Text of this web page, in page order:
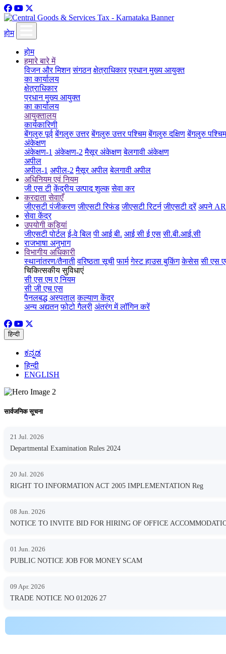
होम
होम
हमारे बारे में
विजन और मिशन संगठन क्षेत्राधिकार प्रधान मुख्य आयुक्त
का कार्यालय
क्षेत्राधिकार
प्रधान मुख्य आयुक्त
का कार्यालय
आयुक्तालय
कार्यकारिणी
बेंगलुरु पूर्व बेंगलुरु उत्तर बेंगलुरु उत्तर पश्चिम बेंगलुरु दक्षिण बेंगलुरु पश्चिम
अंकेक्षण
अंकेक्षण-1 अंकेक्षण-2 मैसूर अंकेक्षण बेलगावी अंकेक्षण
अपील
अपील-1 अपील-2 मैसूर अपील बेलगावी अपील
अधिनियम एवं नियम
जी एस टी केंद्रीय उत्पाद शुल्क सेवा कर
करदाता सेवाएँ
जीएसटी पंजीकरण जीएसटी रिफंड जीएसटी रिटर्न जीएसटी दरें अपने
सेवा केंद्र
उपयोगी कड़ियां
जीएसटी पोर्टल ई-वे बिल पी आई बी. आई सी ई एस सी.बी.आई.सी
राजभाषा अनुभाग
विभागीय अधिकारी
स्थानांतरण/तैनाती वरिष्ठता सूची फार्म गेस्ट हाउस बुकिंग केसेस सी एस
चिकित्सकीय सुविधाएं
सी एस एम ए नियम
सी जी एच एस
पैनलबद्ध अस्पताल कल्याण केंद्र
अन्य अद्यतन फोटो गैलरी अंतरंग में लॉगिन करें
हिन्दी
ಕನ್ನಡ
हिन्दी
ENGLISH
सार्वजनिक सूचना
21 Jul. 2026
Departmental Examination Rules 2024
20 Jul. 2026
RIGHT TO INFORMATION ACT 2005 IMPLEMENTATION Reg
08 Jun. 2026
NOTICE TO INVITE BID FOR HIRING OF OFFICE
01 Jun. 2026
PUBLIC NOTICE JOB FOR MONEY SCAM
09 Apr. 2026
TRADE NOTICE NO 012026 27